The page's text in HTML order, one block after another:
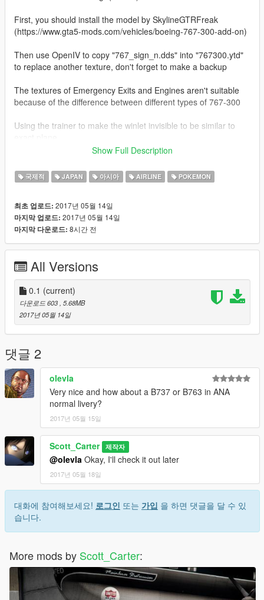
First, you should install the model by SkylineGTRFreak
(https://www.gta5-mods.com/vehicles/boeing-767-300-add-on)
Then use OpenIV to copy "767_sign_n.dds" into "767300.ytd"
to replace another texture, don't forget to make a backup
The textures of Emergency Exits and Engines aren't suitable
because of the difference between different types of 767-300
Using the trainer to make the winlet invisible to be similar to
Show Full Description
국제적 JAPAN 아시아 AIRLINE POKEMON
최초 업로드: 2017년 05월 14일
마지막 업로드: 2017년 05월 14일
마지막 다운로드: 8시간 전
All Versions
0.1 (current)
다운로드 603 , 5.68MB
2017년 05월 14일
댓글 2
olevla
Very nice and how about a B737 or B763 in ANA
normal livery?
2017년 05월 15일
Scott_Carter 제작자
@olevla Okay, I'll check it out later
2017년 05월 18일
대화에 참여해보세요! 로그인 또는 가입 을 하면 댓글을 달 수 있
습니다.
More mods by Scott_Carter: